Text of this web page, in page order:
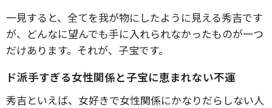
一見すると、全てを我が物にしたように見える秀吉です
が、どんなに望んでも手に入れられなかったものが一つ
だけあります。それが、子宝です。
ド派手すぎる女性関係と子宝に恵まれない不運
秀吉といえば、女好きで女性関係にかなりだらしない人